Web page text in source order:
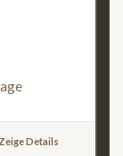
Zeige Details